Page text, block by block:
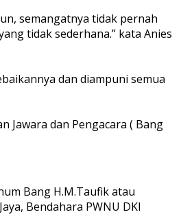
semangatnya tidak pernah
tidak sederhana.” kata Anies
dan diampuni semua
Jawara dan Pengacara ( Bang
Bang H.M.Taufik atau
Bendahara PWNU DKI